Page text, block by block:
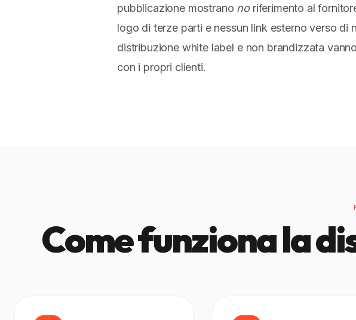
pubblicazione mostrano noriferimento al
logo di terze parti e nessun link esterno verso
distribuzione white label e non brandizzata
con i propri clienti.
Come funziona la